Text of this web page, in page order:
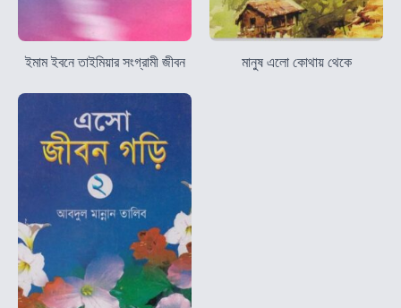
ইমাম ইবনে তাইমিয়ার সংগ্রামী জীবন মানুষ এলো কোথায় থেকে